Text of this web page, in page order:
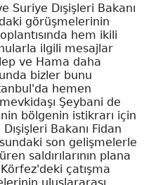
Suriye Dışişleri Bakanı
görüşmelerinin
hem ikili
ilgili mesajlar
ve Hama daha
bizler bunu
hemen
Şeybani de
bölgenin istikrarı için
Bakanı Fidan
son gelişmelerle
saldırılarının plana
çatışma